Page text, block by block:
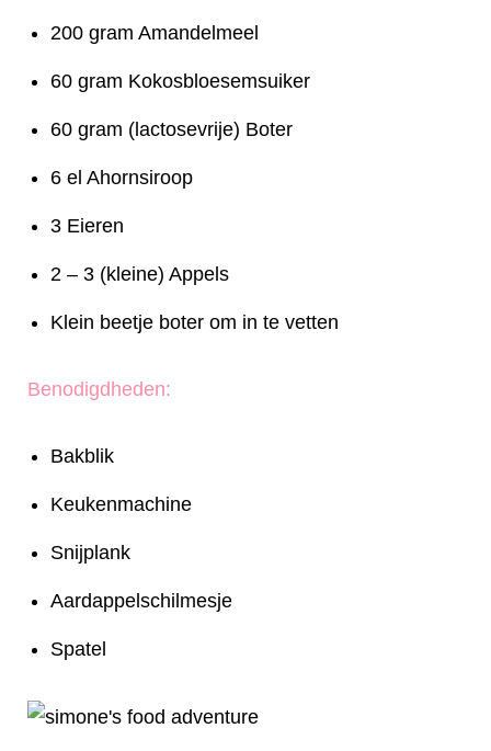
200 gram Amandelmeel
60 gram Kokosbloesemsuiker
60 gram (lactosevrije) Boter
6 el Ahornsiroop
3 Eieren
2 – 3 (kleine) Appels
Klein beetje boter om in te vetten
Benodigdheden:
Bakblik
Keukenmachine
Snijplank
Aardappelschilmesje
Spatel